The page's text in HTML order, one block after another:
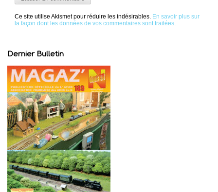
Ce site utilise Akismet pour réduire les indésirables. En savoir plus sur
la façon dont les données de vos commentaires sont traitées.
Dernier Bulletin